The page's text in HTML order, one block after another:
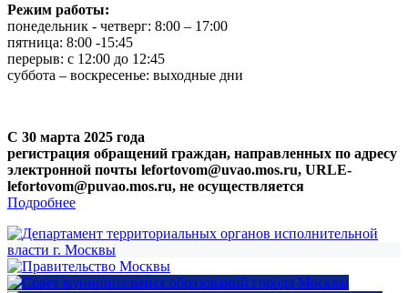
Режим работы:
понедельник - четверг: 8:00 – 17:00
пятница: 8:00 -15:45
перерыв: с 12:00 до 12:45
суббота – воскресенье: выходные дни
С 30 марта 2025 года
регистрация обращений граждан, направленных по адресу
электронной почты lefortovom@uvao.mos.ru, URLE-
lefortovom@puvao.mos.ru, не осуществляется
Подробнее